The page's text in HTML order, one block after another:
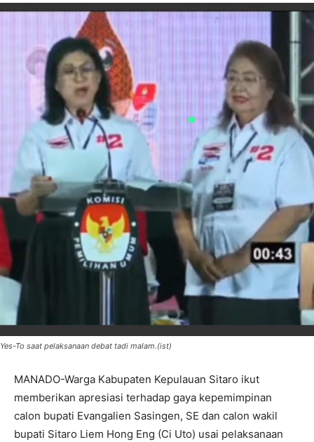
Yes-To saat pelaksanaan debat tadi malam.(ist)
MANADO-Warga Kabupaten Kepulauan Sitaro ikut
memberikan apresiasi terhadap gaya kepemimpinan
calon bupati Evangalien Sasingen, SE dan calon wakil
bupati Sitaro Liem Hong Eng (Ci Uto) usai pelaksanaan